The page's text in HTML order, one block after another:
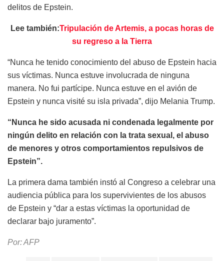
delitos de Epstein.
Lee también:Tripulación de Artemis, a pocas horas de
su regreso a la Tierra
“Nunca he tenido conocimiento del abuso de Epstein hacia
sus víctimas. Nunca estuve involucrada de ninguna
manera. No fui partícipe. Nunca estuve en el avión de
Epstein y nunca visité su isla privada”, dijo Melania Trump.
“Nunca he sido acusada ni condenada legalmente por
ningún delito en relación con la trata sexual, el abuso
de menores y otros comportamientos repulsivos de
Epstein”.
La primera dama también instó al Congreso a celebrar una
audiencia pública para los supervivientes de los abusos
de Epstein y “dar a estas víctimas la oportunidad de
declarar bajo juramento”.
Por: AFP